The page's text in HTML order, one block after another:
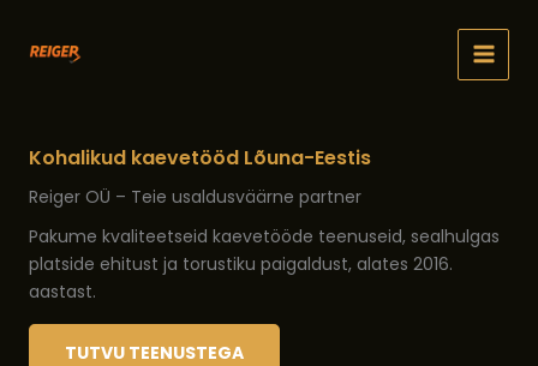
Kohalikud kaevetööd Lõuna-Eestis
Reiger OÜ – Teie usaldusväärne partner
Pakume kvaliteetseid kaevetööde teenuseid, sealhulgas
platside ehitust ja torustiku paigaldust, alates 2016.
aastast.
TUTVU TEENUSTEGA